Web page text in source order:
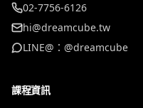
02-7756-6126
hi@dreamcube.tw
LINE@：@dreamcube
課程資訊